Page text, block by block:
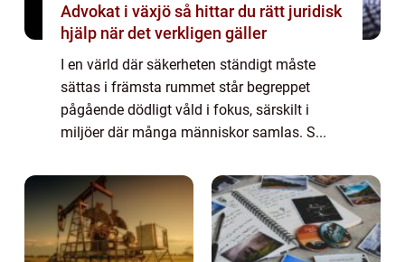
Advokat i växjö så hittar du rätt juridisk
hjälp när det verkligen gäller
I en värld där säkerheten ständigt måste
sättas i främsta rummet står begreppet
pågående dödligt våld i fokus, särskilt i
miljöer där många människor samlas. S...